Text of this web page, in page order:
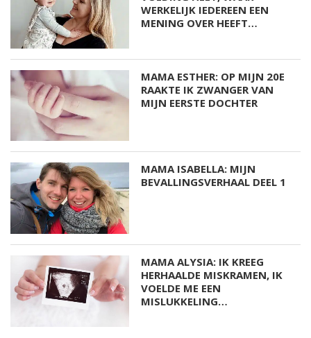
MISLUKKELING…
Babystraatje.nl is een uniek platform voor aanstaande en
jonge moeders. Een online ontmoetingsplek vol
inspirerende blogs en handige artikelen op het gebied van
zwangerschap, moederschap, babyproducten, lifestyle en
fashion. Babystraatje.nl, het leukste online (winkel)straatje
voor jou en je kleintje.